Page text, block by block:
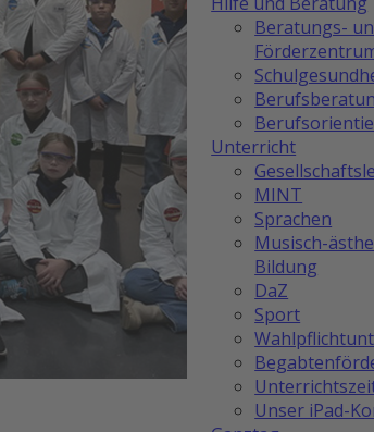
Beratungs-
Unterricht
MINT
Sprachen
Musisch-
Bildung
DaZ
Sport
Unser iPad-